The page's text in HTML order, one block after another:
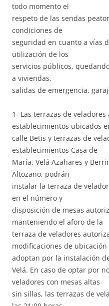
todo momento el
respeto de las sendas
condiciones de
seguridad en cuanto a vías
utilización de los
servicios públicos,
a viviendas,
salidas de emergencia,
1- Las terrazas de
establecimientos ubicados
calle Betis y terrazas de
establecimientos Casa de
María, Velá Azahares y
Altozano, podrán
instalar la terraza de
en el número y
disposición de mesas
manteniendo el aforo de la
terraza de veladores
modificaciones de
adoptan por la instalación
Velá. En caso de optar por
veladores con mesas altas
sin sillas, las terrazas de